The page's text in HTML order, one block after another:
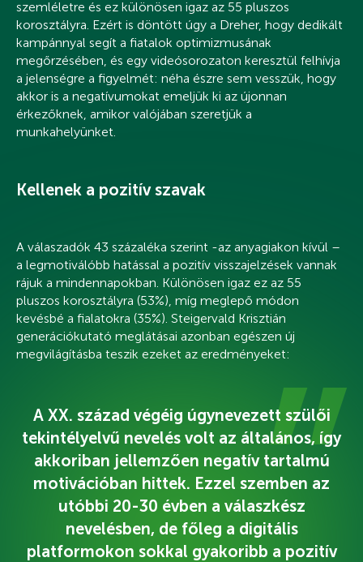
szemléletre és ez különösen igaz az 55 pluszos
korosztályra. Ezért is döntött úgy a Dreher, hogy dedikált
kampánnyal segít a fiatalok optimizmusának
megőrzésében, és egy videósorozaton keresztül felhívja
a jelenségre a figyelmét: néha észre sem vesszük, hogy
akkor is a negatívumokat emeljük ki az újonnan
érkezőknek, amikor valójában szeretjük a
munkahelyünket.
Kellenek a pozitív szavak
A válaszadók 43 százaléka szerint -az anyagiakon kívül –
a legmotiválóbb hatással a pozitív visszajelzések vannak
rájuk a mindennapokban. Különösen igaz ez az 55
pluszos korosztályra (53%), míg meglepő módon
kevésbé a fialatokra (35%). Steigervald Krisztián
generációkutató meglátásai azonban egészen új
megvilágításba teszik ezeket az eredményeket:
A XX. század végéig úgynevezett szülői
tekintélyelvű nevelés volt az általános, így
akkoriban jellemzően negatív tartalmú
motivációban hittek. Ezzel szemben az
utóbbi 20-30 évben a válaszkész
nevelésben, de főleg a digitális
platformokon sokkal gyakoribb a pozitív